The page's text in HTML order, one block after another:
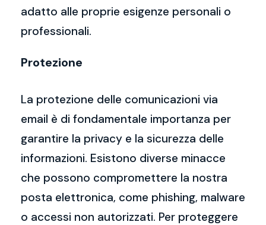
adatto alle proprie esigenze personali o
professionali.
Protezione
La protezione delle comunicazioni via
email è di fondamentale importanza per
garantire la privacy e la sicurezza delle
informazioni. Esistono diverse minacce
che possono compromettere la nostra
posta elettronica, come phishing, malware
o accessi non autorizzati. Per proteggere